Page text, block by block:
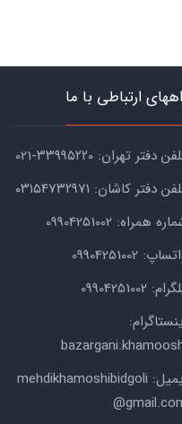
ارتباطی با ما
دفتر تهران: ۳۳۹۹۵۲۲۰-021
دفتر کاشان: ۰۳۱۵۴۷۳۲۹۷۱
همراه: 09904251002
09904251002
09904251002
ایمیل: mehdikhamoshibidgoli